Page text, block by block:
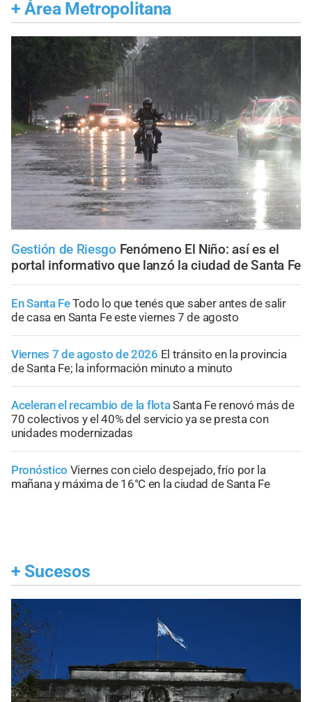
+ Área Metropolitana
Gestión de Riesgo Fenómeno El Niño: así es el
portal informativo que lanzó la ciudad de Santa Fe
En Santa FeTodo lo que tenés que saber antes de salir
de casa en Santa Fe este viernes 7 de agosto
Viernes 7 de agosto de 2026 El tránsito en la provincia
de Santa Fe; la información minuto a minuto
Aceleran el recambio de la flotaSanta Fe renovó más de
70 colectivos y el 40% del servicio ya se presta con
unidades modernizadas
Pronóstico Viernes con cielo despejado, frío por la
mañana y máxima de 16°C en la ciudad de Santa Fe
+ Sucesos